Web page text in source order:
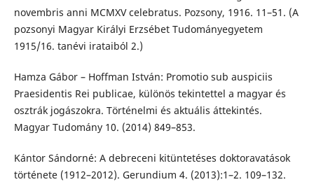
novembris anni MCMXV celebratus. Pozsony, 1916. 11–51. (A
pozsonyi Magyar Királyi Erzsébet Tudományegyetem
1915/16. tanévi irataiból 2.)
Hamza Gábor – Hoffman István: Promotio sub auspiciis
Praesidentis Rei publicae, különös tekintettel a magyar és
osztrák jogászokra. Történelmi és aktuális áttekintés.
Magyar Tudomány 10. (2014) 849–853.
Kántor Sándorné: A debreceni kitüntetéses doktoravatások
története (1912–2012). Gerundium 4. (2013):1–2. 109–132.